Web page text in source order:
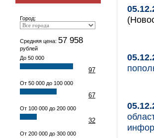
Город:
Средняя цена: 57 958
рублей
До 50 000
97
От 50 000 до 100 000
67
От 100 000 до 200 000
32
От 200 000 до 300 000